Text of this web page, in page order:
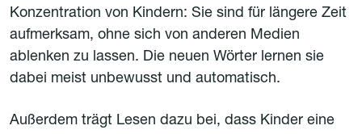
Konzentration von Kindern: Sie sind für längere Zeit
aufmerksam, ohne sich von anderen Medien
ablenken zu lassen. Die neuen Wörter lernen sie
dabei meist unbewusst und automatisch.
Außerdem trägt Lesen dazu bei, dass Kinder eine